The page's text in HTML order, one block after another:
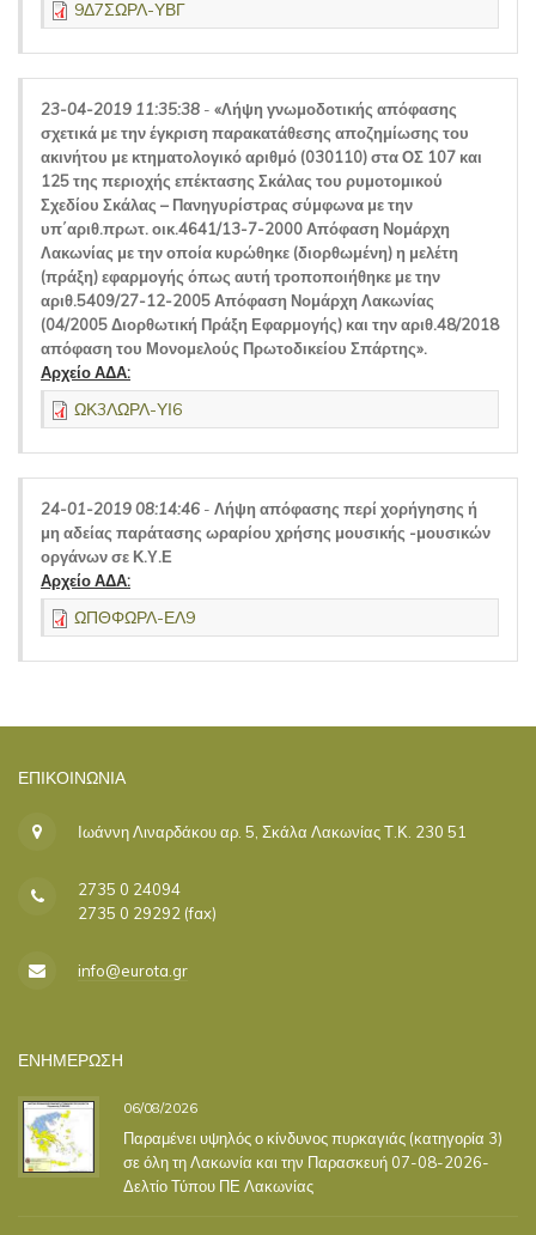
9Δ7ΣΩΡΛ-ΥΒΓ
23-04-2019 11:35:38 - «Λήψη γνωμοδοτικής απόφασης
σχετικά με την έγκριση παρακατάθεσης αποζημίωσης του
ακινήτου με κτηματολογικό αριθμό (030110) στα ΟΣ 107 και
125 της περιοχής επέκτασης Σκάλας του ρυμοτομικού
Σχεδίου Σκάλας – Πανηγυρίστρας σύμφωνα με την
υπ΄αριθ.πρωτ. οικ.4641/13-7-2000 Απόφαση Νομάρχη
Λακωνίας με την οποία κυρώθηκε (διορθωμένη) η μελέτη
(πράξη) εφαρμογής όπως αυτή τροποποιήθηκε με την
αριθ.5409/27-12-2005 Απόφαση Νομάρχη Λακωνίας
(04/2005 Διορθωτική Πράξη Εφαρμογής) και την αριθ.48/2018
απόφαση του Μονομελούς Πρωτοδικείου Σπάρτης».
Αρχείο ΑΔΑ:
ΩΚ3ΛΩΡΛ-ΥΙ6
24-01-2019 08:14:46 - Λήψη απόφασης περί χορήγησης ή
μη αδείας παράτασης ωραρίου χρήσης μουσικής -μουσικών
οργάνων σε Κ.Υ.Ε
Αρχείο ΑΔΑ:
ΩΠΘΦΩΡΛ-ΕΛ9
ΕΠΙΚΟΙΝΩΝΊΑ
Ιωάννη Λιναρδάκου αρ. 5, Σκάλα Λακωνίας Τ.Κ. 230 51
2735 0 24094
2735 0 29292 (fax)
info@eurota.gr
ΕΝΗΜΕΡΩΣΗ
06/08/2026
Παραμένει υψηλός ο κίνδυνος πυρκαγιάς (κατηγορία 3)
σε όλη τη Λακωνία και την Παρασκευή 07-08-2026-
Δελτίο Τύπου ΠΕ Λακωνίας